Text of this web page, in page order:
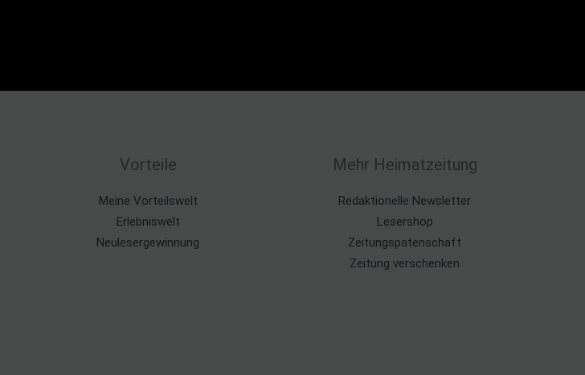
Vorteile
Meine Vorteilswelt
Erlebniswelt
Neulesergewinnung
Mehr Heimatzeitung
Redaktionelle Newsletter
Lesershop
Zeitungspatenschaft
Zeitung verschenken